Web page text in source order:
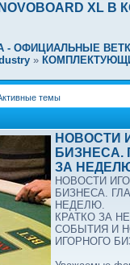
XL
- ОФИЦИАЛЬНЫЕ
»
темы
НОВОСТИ
БИЗНЕСА.
ЗА
НОВОСТИ
БИЗНЕСА.
НЕДЕЛЮ.
КРАТКО ЗА
СОБЫТИЯ И
ИГОРНОГО